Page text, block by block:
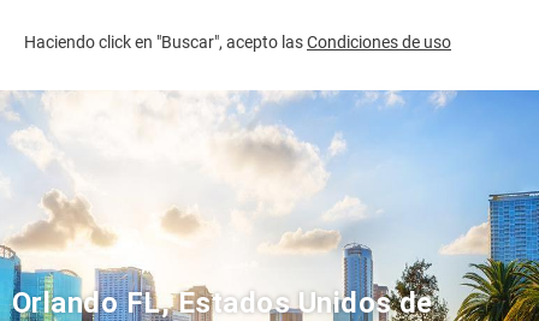
Orlando FL, Estados Unidos de
Haciendo click en "Buscar", acepto lasCondiciones de uso